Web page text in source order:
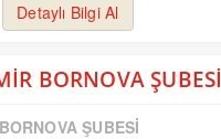
Detaylı Bilgi Al
BORNOVA ŞUBESİ
ŞUBESİ